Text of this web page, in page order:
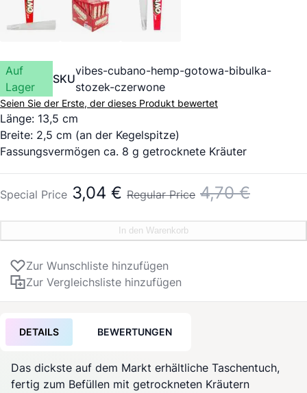
Auf
Lager
SKU
vibes-cubano-hemp-gotowa-bibulka-
stozek-czerwone
Seien Sie der Erste, der dieses Produkt bewertet
Länge: 13,5 cm
Breite: 2,5 cm (an der Kegelspitze)
Fassungsvermögen ca. 8 g getrocknete Kräuter
Special Price 3,04 € Regular Price 4,70 €
In den Warenkorb
Zur Wunschliste hinzufügen
Zur Vergleichsliste hinzufügen
DETAILS BEWERTUNGEN
Das dickste auf dem Markt erhältliche Taschentuch,
fertig zum Befüllen mit getrockneten Kräutern